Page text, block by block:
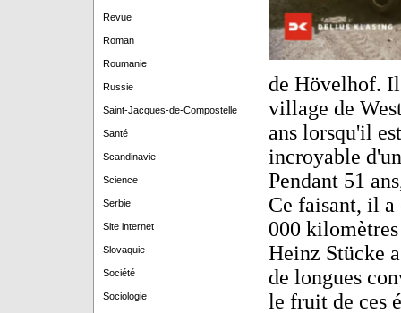
Revue
Roman
Roumanie
Russie
Saint-Jacques-de-Compostelle
Santé
Scandinavie
Science
Serbie
Site internet
Slovaquie
Société
Sociologie
de Hövelhof.
village de
ans lorsqu'il
incroyable
Pendant 51
Ce faisant, il a
000
Heinz Stücke
de longues
le fruit de ces